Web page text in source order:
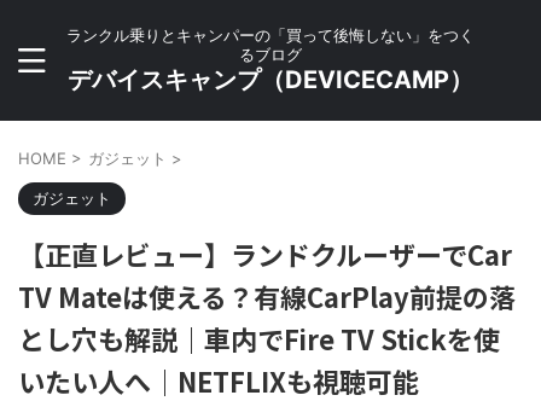
ランクル乗りとキャンパーの「買って後悔しない」をつく
るブログ
デバイスキャンプ（DEVICECAMP）
HOME > ガジェット >
ガジェット
【正直レビュー】ランドクルーザーでCar
TV Mateは使える？有線CarPlay前提の落
とし穴も解説｜車内でFire TV Stickを使
いたい人へ｜NETFLIXも視聴可能